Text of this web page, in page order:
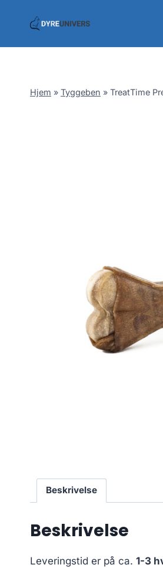
Hjem » Tyggeben » TreatTime
Beskrivelse
Beskrivelse
Leveringstid er på ca. 1-3